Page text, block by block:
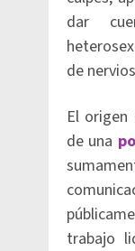
dar
de
El
de una
trabajo